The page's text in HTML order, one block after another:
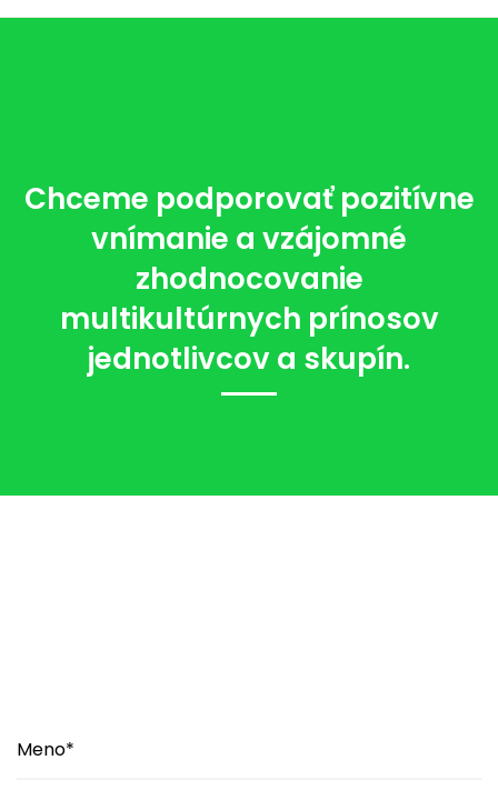
Chceme podporovať pozitívne
vnímanie a vzájomné
zhodnocovanie
multikultúrnych prínosov
jednotlivcov a skupín.